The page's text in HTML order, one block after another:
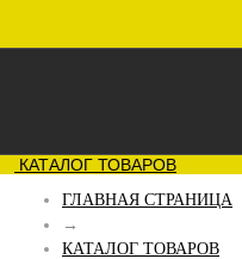
КАТАЛОГ ТОВАРОВ
ГЛАВНАЯ СТРАНИЦА
→
КАТАЛОГ ТОВАРОВ